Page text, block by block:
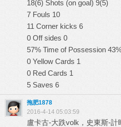
18(6) Shots (on goal) 9(5)
7 Fouls 10
11 Corner kicks 6
0 Off sides 0
57% Time of Possession
0 Yellow Cards 1
0 Red Cards 1
5 Saves 6
拖肥1878
2016-4-14 05:03:59
盧卡古-大跌volk，史東斯-計